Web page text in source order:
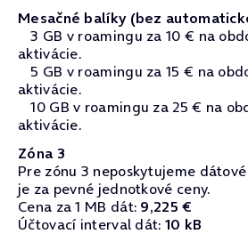
Mesačné balíky (bez
3 GB v roamingu za 10 € na
aktivácie.
5 GB v roamingu za 15 € na
aktivácie.
10 GB v roamingu za 25 € na
aktivácie.
Zóna 3
Pre zónu 3 neposkytujeme
je za pevné jednotkové ceny.
Cena za 1 MB dát: 9,225 €
Účtovací interval dát: 10 kB